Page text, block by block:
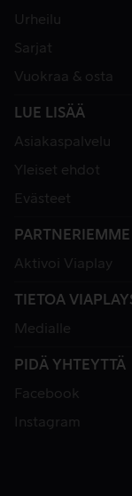
Urheilu
Sarjat
Vuokraa & osta
LUE LISÄÄ
Asiakaspalvelu
Yleiset ehdot
Evästeet
Aktivoi Viaplay
TIETOA
Medialle
PIDÄ YHTEYTTÄ
Facebook
Instagram